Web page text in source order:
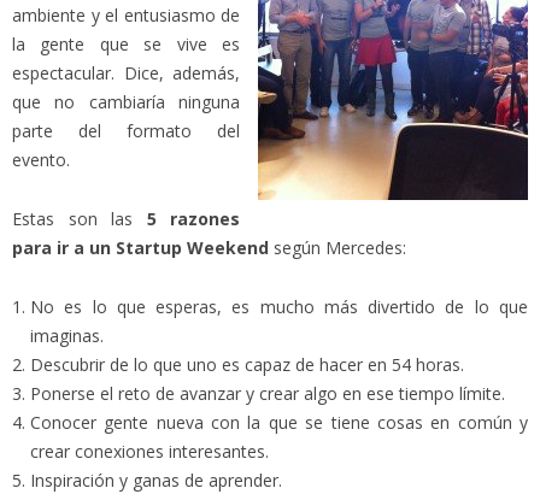
ambiente y el entusiasmo de
la gente que se vive es
espectacular. Dice, además,
que no cambiaría ninguna
parte del formato del
evento.
Estas son las 5 razones
para ir a un Startup Weekend según Mercedes:
No es lo que esperas, es mucho más divertido de lo que
imaginas.
Descubrir de lo que uno es capaz de hacer en 54 horas.
Ponerse el reto de avanzar y crear algo en ese tiempo límite.
Conocer gente nueva con la que se tiene cosas en común y
crear conexiones interesantes.
Inspiración y ganas de aprender.